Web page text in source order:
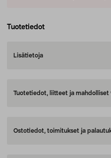
Tuotetiedot
Lisätietoja
Tuotetiedot, liitteet ja mahdolliset
Ostotiedot, toimitukset ja